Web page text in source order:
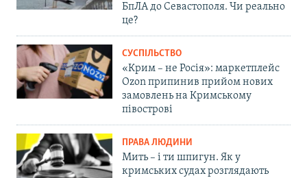
БпЛА до Севастополя. Чи реально
це?
СУСПІЛЬСТВО
«Крим – не Росія»: маркетплейс
Ozon припинив прийом нових
замовлень на Кримському
півострові
ПРАВА ЛЮДИНИ
Мить – і ти шпигун. Як у
кримських судах розглядають